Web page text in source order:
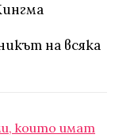
на всяка
които имат